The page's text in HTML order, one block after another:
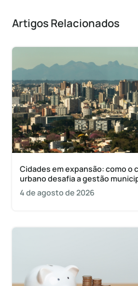
Artigos Relacionados
Cidades em expansão: como o
urbano desafia a gestão
4 de agosto de 2026